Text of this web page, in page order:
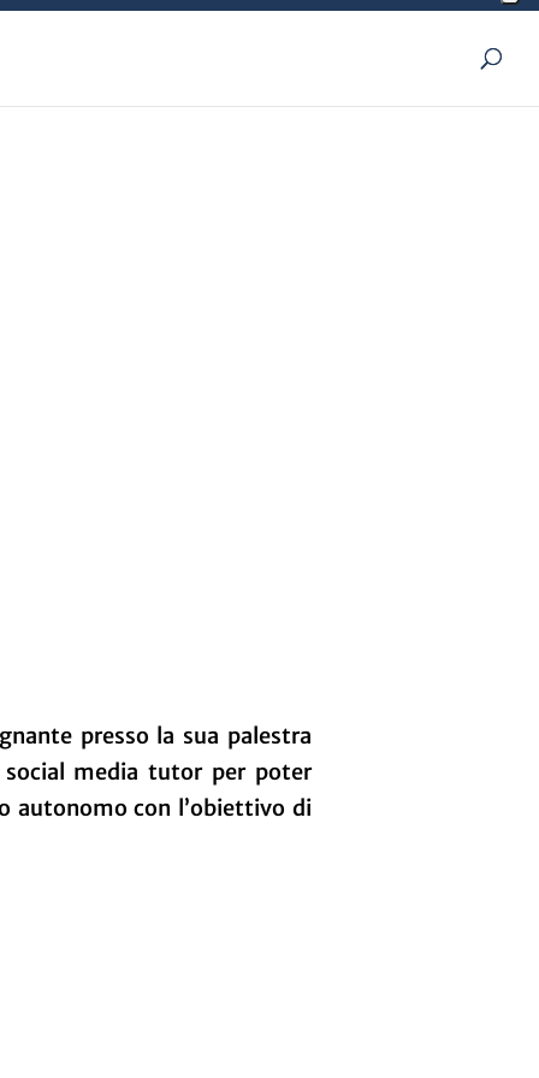
presso la sua palestra
social media tutor per poter
autonomo con l’obiettivo di